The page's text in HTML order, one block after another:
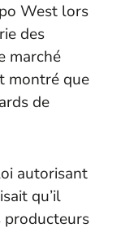
West lors
des
marché
montré que
de
autorisant
qu’il
producteurs